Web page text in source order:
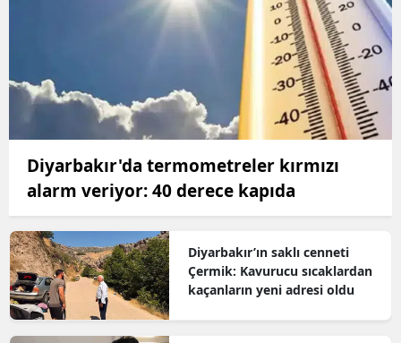
Diyarbakır'da termometreler kırmızı
alarm veriyor: 40 derece kapıda
Diyarbakır’ın saklı cenneti
Çermik: Kavurucu sıcaklardan
kaçanların yeni adresi oldu